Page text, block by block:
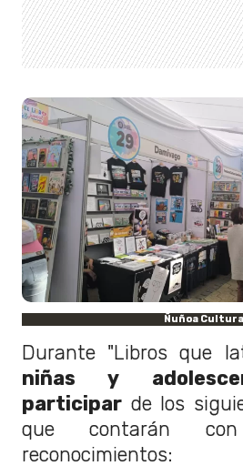
Ñuñoa Cultura
Durante "Libros que
niñas y
participar de los
que contarán
reconocimientos: